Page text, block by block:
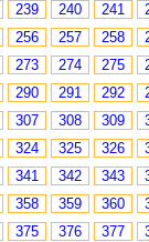
239 240 241
256 257 258
273 274 275
290 291 292
307 308 309
324 325 326
341 342 343
358 359 360
375 376 377